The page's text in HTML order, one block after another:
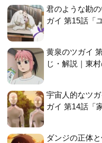
君のような勘
ガイ 第15話「
黄泉のツガイ
じ・解説｜東
宇宙人的なツ
ガイ 第14話「
ダンジの正体